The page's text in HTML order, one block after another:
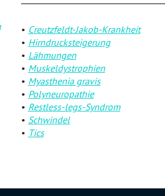
Creutzfeldt-Jakob-Krankheit
Hirndrucksteigerung
Lähmungen
Muskeldystrophien
Myasthenia gravis
Polyneuropathie
Restless-legs-Syndrom
Schwindel
Tics